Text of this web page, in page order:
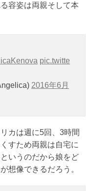
容姿は両親そして本
pic.twitte
2016年6月
カは週に5回、3時間
すため両親は自宅に
いうのだから娘をど
想像できるだろう。